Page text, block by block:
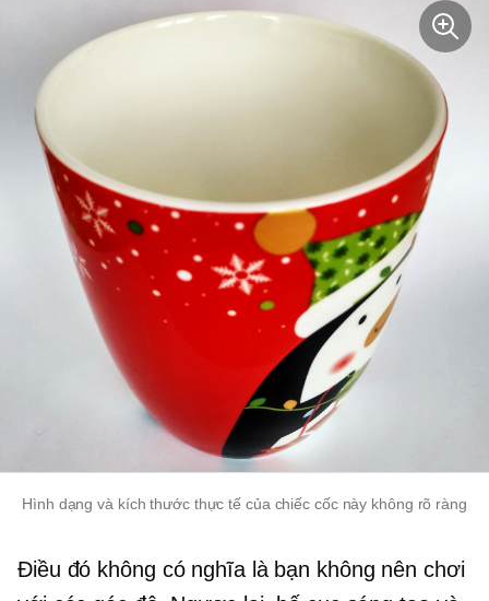
Hình dạng và kích thước thực tế của chiếc cốc này không rõ ràng
Điều đó không có nghĩa là bạn không nên chơi